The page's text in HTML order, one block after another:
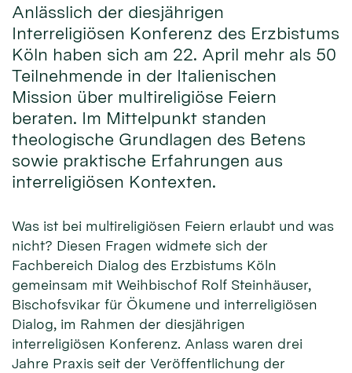
Anlässlich der diesjährigen
Interreligiösen Konferenz des Erzbistums
Köln haben sich am 22. April mehr als 50
Teilnehmende in der Italienischen
Mission über multireligiöse Feiern
beraten. Im Mittelpunkt standen
theologische Grundlagen des Betens
sowie praktische Erfahrungen aus
interreligiösen Kontexten.
Was ist bei multireligiösen Feiern erlaubt und was
nicht? Diesen Fragen widmete sich der
Fachbereich Dialog des Erzbistums Köln
gemeinsam mit Weihbischof Rolf Steinhäuser,
Bischofsvikar für Ökumene und interreligiösen
Dialog, im Rahmen der diesjährigen
interreligiösen Konferenz. Anlass waren drei
Jahre Praxis seit der Veröffentlichung der